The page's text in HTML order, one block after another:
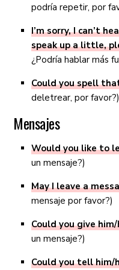
podría repetir, por
I’m sorry, I can’t
speak up a little,
¿Podría hablar más
Could you spell
deletrear, por favor?)
Mensajes
Would you like to
un mensaje?)
May I leave a
mensaje por favor?)
Could you give
un mensaje?)
Could you tell him/